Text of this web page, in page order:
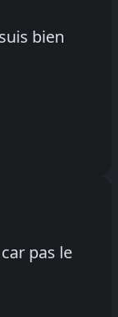
bien
pas le